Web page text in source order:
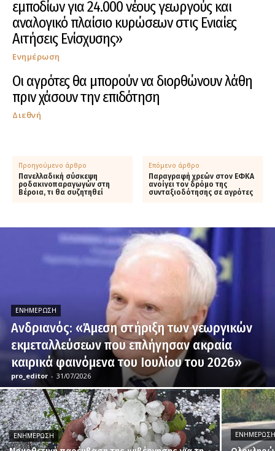
εμποδίων για 24.000 νέους γεωργούς και
αναλογικό πλαίσιο κυρώσεων στις Ενιαίες
Αιτήσεις Ενίσχυσης»
Ενημέρωση
Οι αγρότες θα μπορούν να διορθώνουν λάθη
πριν χάσουν την επιδότηση
Διεθνή
Προηγούμενο άρθρο
Πανελλαδική σύσκεψη
ροδακινοπαραγωγών στη
Βέροια, τι θα συζητηθεί
Επόμενο άρθρο
Παραγραφή χρεών στον ΕΦΚΑ
ανοίγει τον δρόμο της
συνταξιοδότησης σε αγρότες
ΕΝΗΜΈΡΩΣΗ
Ανδριανός: «Άμεση στήριξη των γεωργικών
εκμεταλλεύσεων που επλήγησαν ακραία
καιρικά φαινόμενα του Ιουλίου του 2026»
pro_editor - 31/07/2026
ΕΝΗΜΈΡΩΣΗ